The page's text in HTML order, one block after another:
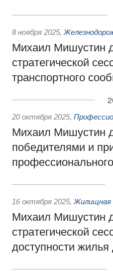
8 ноября 2025,
Михаил Мишустин
стратегической
транспортного
20 октября 2025,
Михаил Мишустин
победителями и
16 октября 2025, Жилищная
Михаил Мишустин
стратегической
доступности